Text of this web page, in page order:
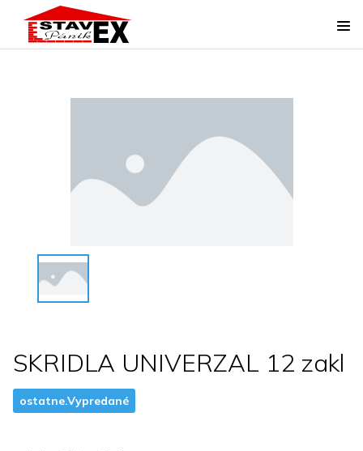
SKRIDLA UNIVERZAL 12 zakl
ostatne.Vypredané